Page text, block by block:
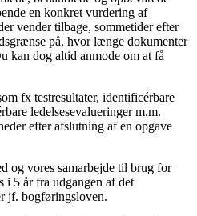
en konkret vurdering af
vender tilbage, sommetider efter
på, hvor længe dokumenter
kan dog altid anmode om at få
fx testresultater, identificérbare
ledelsesevalueringer m.m.
efter afslutning af en opgave
og vores samarbejde til brug for
i 5 år fra udgangen af det
jf. bogføringsloven.